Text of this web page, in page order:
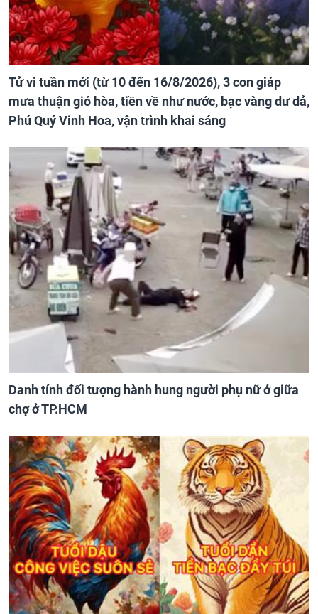
Tử vi tuần mới (từ 10 đến 16/8/2026), 3 con giáp
mưa thuận gió hòa, tiền về như nước, bạc vàng dư dả,
Phú Quý Vinh Hoa, vận trình khai sáng
Danh tính đối tượng hành hung người phụ nữ ở giữa
chợ ở TP.HCM